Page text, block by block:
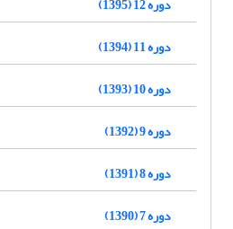
دوره 11 (1394)
دوره 10 (1393)
دوره 9 (1392)
دوره 8 (1391)
دوره 7 (1390)